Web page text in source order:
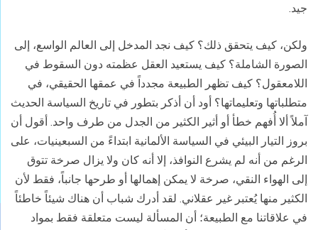
جيد.
ولكن، كيف يتحقق ذلك؟ كيف نجد المدخل إلى العالم الواسع، إلى
الصورة الشاملة؟ كيف يستعيد العقل عظمته دون السقوط في
اللامعقول؟ كيف تظهر الطبيعة مجدداً في عمقها الحقيقي، في
متطلباتها وتعليماتها؟ أود أن أذكر بتطور في تاريخ السياسة الحديث
آملاً ألا أُفهم خطأ أو أثير الكثير من الجدل من طرف واحد. أقول أن
بروز التيار البيئي في السياسة الألمانية ابتداءً من السبعينيات، على
الرغم من أنه لم يشرع النوافذ، إلا أنه كان ولا يزال صرخة تتوق
إلى الهواء النقي، صرخة لا يمكن إهمالها أو طرحها جانباً، فقط لأن
الكثير منها يُعتبر غير عقلاني. لقد أدرك شباب أن هناك شيئاً خاطئاً
في علاقاتنا مع الطبيعة؛ أن المسألة ليست متعلقة فقط بمواد